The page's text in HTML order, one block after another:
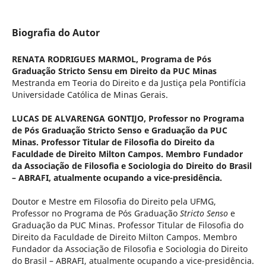
Biografia do Autor
RENATA RODRIGUES MARMOL, Programa de Pós
Graduação Stricto Sensu em Direito da PUC Minas
Mestranda em Teoria do Direito e da Justiça pela Pontifícia
Universidade Católica de Minas Gerais.
LUCAS DE ALVARENGA GONTIJO, Professor no Programa
de Pós Graduação Stricto Senso e Graduação da PUC
Minas. Professor Titular de Filosofia do Direito da
Faculdade de Direito Milton Campos. Membro Fundador
da Associação de Filosofia e Sociologia do Direito do Brasil
– ABRAFI, atualmente ocupando a vice-presidência.
Doutor e Mestre em Filosofia do Direito pela UFMG,
Professor no Programa de Pós Graduação Stricto Sensoe
Graduação da PUC Minas. Professor Titular de Filosofia do
Direito da Faculdade de Direito Milton Campos. Membro
Fundador da Associação de Filosofia e Sociologia do Direito
do Brasil – ABRAFI, atualmente ocupando a vice-presidência.